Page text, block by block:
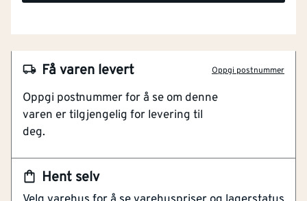
Hent selv
Få varen levert Oppgi postnummer
Oppgi postnummer for å se om denne
varen er tilgjengelig for levering til
deg.
NOBB 60152338
Artikkelnummer
101458464
For buskryddere
2,4 mm